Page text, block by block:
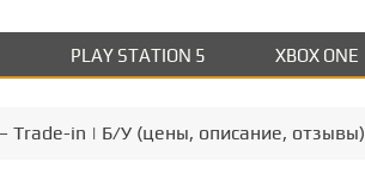
PLAY STATION 5 XBOX ONE
Trade-in | Б/У (цены, описание, отзывы)